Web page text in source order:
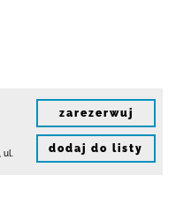
ul.
zarezerwuj
dodaj do listy